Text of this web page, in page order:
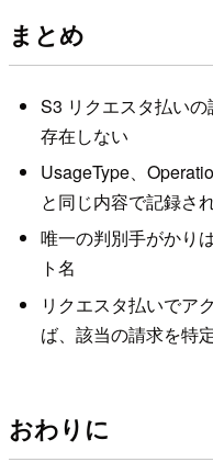
まとめ
S3 リクエスタ払い
存在しない
UsageType、
と同じ内容で記録さ
唯一の判別手がかり
ト名
リクエスタ払いでア
ば、該当の請求を特
おわりに